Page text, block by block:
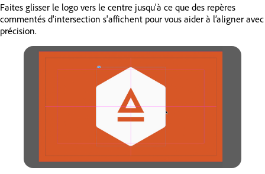
Faites glisser le logo vers le centre jusqu'à ce que des repères
commentés d'intersection s'affichent pour vous aider à l’aligner avec
précision.